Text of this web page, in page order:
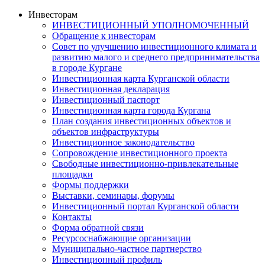
Инвесторам
ИНВЕСТИЦИОННЫЙ УПОЛНОМОЧЕННЫЙ
Обращение к инвесторам
Совет по улучшению инвестиционного климата и
развитию малого и среднего предпринимательства
в городе Кургане
Инвестиционная карта Курганской области
Инвестиционная декларация
Инвестиционный паспорт
Инвестиционная карта города Кургана
План создания инвестиционных объектов и
объектов инфраструктуры
Инвестиционное законодательство
Сопровождение инвестиционного проекта
Свободные инвестиционно-привлекательные
площадки
Формы поддержки
Выставки, семинары, форумы
Инвестиционный портал Курганской области
Контакты
Форма обратной связи
Ресурсоснабжающие организации
Муниципально-частное партнерство
Инвестиционный профиль